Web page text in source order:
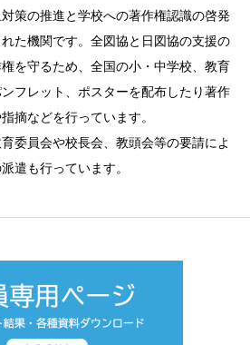
策の推進と学校への著作権認識の啓発
た機関です。全図協と日図協の支援の
を守るため、全国の小・中学校、教育
フレット、ポスターを配布したり著作
摘などを行っています。
委員会や校長会、教頭会等の要請によ
遣も行っています。